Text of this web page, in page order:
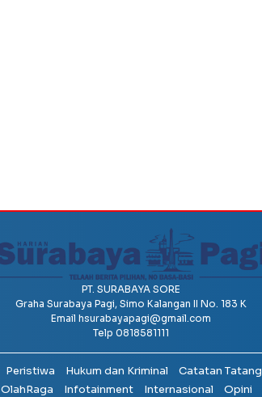
PT. SURABAYA SORE
Graha Surabaya Pagi, Simo Kalangan II No. 183 K
Email hsurabayapagi@gmail.com
Telp 0818581111
Peristiwa Hukum dan Kriminal Catatan Tatang
OlahRaga Infotainment Internasional Opini